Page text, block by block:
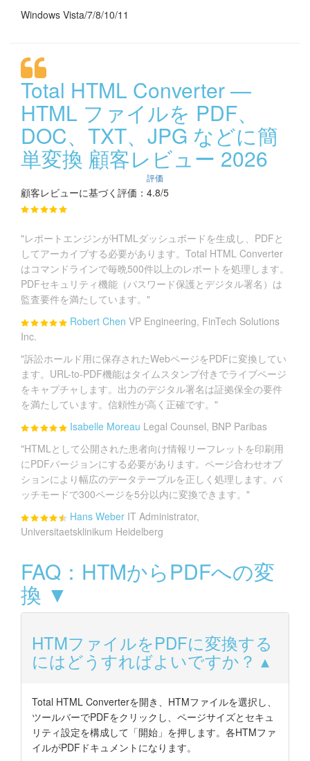
Windows Vista/7/8/10/11
Total HTML Converter —
HTML ファイルを PDF、
DOC、TXT、JPG などに簡
単変換 顧客レビュー 2026
評価
顧客レビューに基づく評価：4.8/5
"レポートエンジンがHTMLダッシュボードを生成し、PDFと
してアーカイブする必要があります。Total HTML Converter
はコマンドラインで毎晩500件以上のレポートを処理します。
PDFセキュリティ機能（パスワード保護とデジタル署名）は
監査要件を満たしています。"
Robert Chen VP Engineering, FinTech Solutions
Inc.
"訴訟ホールド用に保存されたWebページをPDFに変換してい
ます。URL-to-PDF機能はタイムスタンプ付きでライブページ
をキャプチャします。出力のデジタル署名は証拠保全の要件
を満たしています。信頼性が高く正確です。"
Isabelle Moreau Legal Counsel, BNP Paribas
"HTMLとして公開された患者向け情報リーフレットを印刷用
にPDFバージョンにする必要があります。ページ合わせオプ
ションにより幅広のデータテーブルを正しく処理します。バ
ッチモードで300ページを5分以内に変換できます。"
Hans Weber IT Administrator,
Universitaetsklinikum Heidelberg
FAQ：HTMからPDFへの変
換 ▼
HTMファイルをPDFに変換する
にはどうすればよいですか？
Total HTML Converterを開き、HTMファイルを選択し、
ツールバーでPDFをクリックし、ページサイズとセキュ
リティ設定を構成して「開始」を押します。各HTMファ
イルがPDFドキュメントになります。